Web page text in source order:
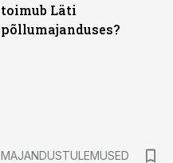
toimub Läti
põllumajanduses?
MAJANDUSTULEMUSED